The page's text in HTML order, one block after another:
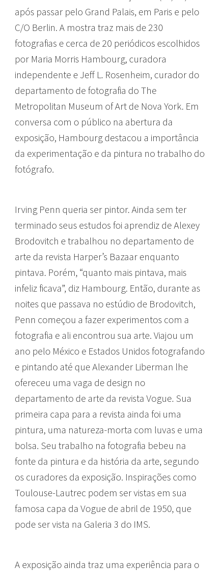
após passar pelo Grand Palais, em Paris e pelo
C/O Berlin. A mostra traz mais de 230
fotografias e cerca de 20 periódicos escolhidos
por Maria Morris Hambourg, curadora
independente e Jeff L. Rosenheim, curador do
departamento de fotografia do The
Metropolitan Museum of Art de Nova York. Em
conversa com o público na abertura da
exposição, Hambourg destacou a importância
da experimentação e da pintura no trabalho do
fotógrafo.
Irving Penn queria ser pintor. Ainda sem ter
terminado seus estudos foi aprendiz de Alexey
Brodovitch e trabalhou no departamento de
arte da revista Harper’s Bazaar enquanto
pintava. Porém, “quanto mais pintava, mais
infeliz ficava”, diz Hambourg. Então, durante as
noites que passava no estúdio de Brodovitch,
Penn começou a fazer experimentos com a
fotografia e ali encontrou sua arte. Viajou um
ano pelo México e Estados Unidos fotografando
e pintando até que Alexander Liberman lhe
ofereceu uma vaga de design no
departamento de arte da revista Vogue. Sua
primeira capa para a revista ainda foi uma
pintura, uma natureza-morta com luvas e uma
bolsa. Seu trabalho na fotografia bebeu na
fonte da pintura e da história da arte, segundo
os curadores da exposição. Inspirações como
Toulouse-Lautrec podem ser vistas em sua
famosa capa da Vogue de abril de 1950, que
pode ser vista na Galeria 3 do IMS.
A exposição ainda traz uma experiência para o